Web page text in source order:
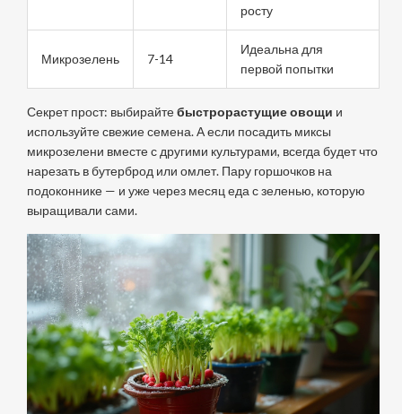
росту
Микрозелень 7-14
Идеальна для
первой попытки
Секрет прост: выбирайтебыстрорастущие овощи и
используйте свежие семена. А если посадить миксы
микрозелени вместе с другими культурами, всегда будет что
нарезать в бутерброд или омлет. Пару горшочков на
подоконнике — и уже через месяц еда с зеленью, которую
выращивали сами.